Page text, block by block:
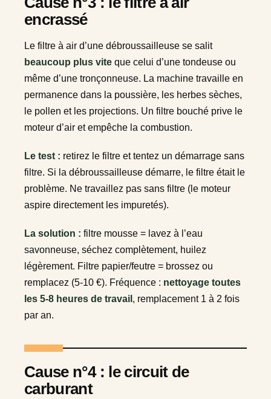
encrassé
Le filtre à air d’une débroussailleuse se salit
beaucoup plus vite que celui d’une tondeuse ou
même d’une tronçonneuse. La machine travaille en
permanence dans la poussière, les herbes sèches,
le pollen et les projections. Un filtre bouché prive le
moteur d’air et empêche la combustion.
Le test : retirez le filtre et tentez un démarrage sans
filtre. Si la débroussailleuse démarre, le filtre était le
problème. Ne travaillez pas sans filtre (le moteur
aspire directement les impuretés).
La solution : filtre mousse = lavez à l’eau
savonneuse, séchez complètement, huilez
légèrement. Filtre papier/feutre = brossez ou
remplacez (5-10 €). Fréquence : nettoyage toutes
les 5-8 heures de travail , remplacement 1 à 2 fois
par an.
Cause n°4 : le circuit de
carburant